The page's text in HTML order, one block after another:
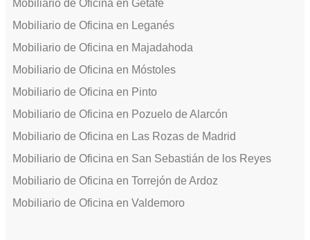
Mobiliario de Oficina en Getafe
Mobiliario de Oficina en Leganés
Mobiliario de Oficina en Majadahoda
Mobiliario de Oficina en Móstoles
Mobiliario de Oficina en Pinto
Mobiliario de Oficina en Pozuelo de Alarcón
Mobiliario de Oficina en Las Rozas de Madrid
Mobiliario de Oficina en San Sebastián de los Reyes
Mobiliario de Oficina en Torrejón de Ardoz
Mobiliario de Oficina en Valdemoro